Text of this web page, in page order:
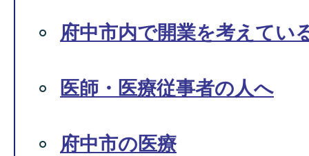
府中市内で開業を考えてい
医師・医療従事者の人へ
府中市の医療